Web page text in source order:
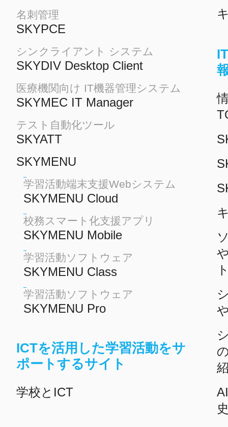
名刺管理
SKYPCE
シンクライアント システム
SKYDIV Desktop Client
医療機関向け IT機器管理システム
SKYMEC IT Manager
テスト自動化ツール
SKYATT
SKYMENU
学習活動端末支援Webシステム
SKYMENU Cloud
校務スマート化支援アプリ
SKYMENU Mobile
学習活動ソフトウェア
SKYMENU Class
学習活動ソフトウェア
SKYMENU Pro
ICTを活用した学習活動をサ
ポートするサイト
学校とICT